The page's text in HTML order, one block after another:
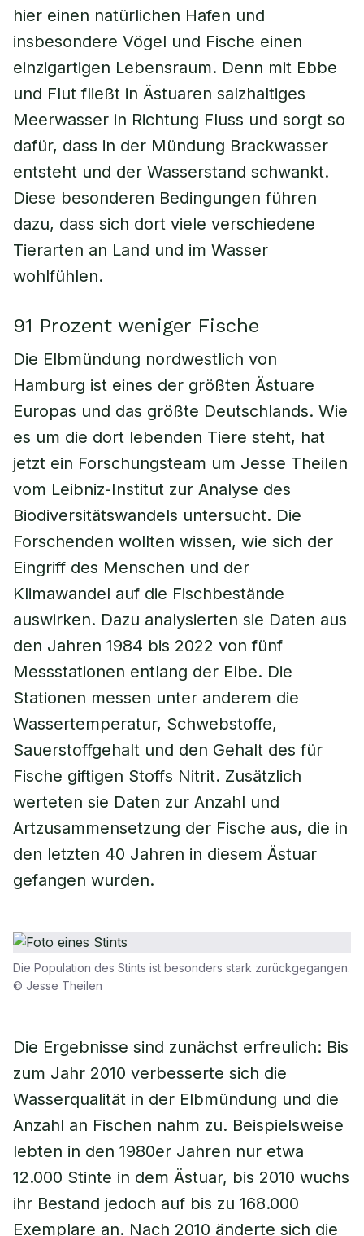
hier einen natürlichen Hafen und
insbesondere Vögel und Fische einen
einzigartigen Lebensraum. Denn mit Ebbe
und Flut fließt in Ästuaren salzhaltiges
Meerwasser in Richtung Fluss und sorgt so
dafür, dass in der Mündung Brackwasser
entsteht und der Wasserstand schwankt.
Diese besonderen Bedingungen führen
dazu, dass sich dort viele verschiedene
Tierarten an Land und im Wasser
wohlfühlen.
91 Prozent weniger Fische
Die Elbmündung nordwestlich von
Hamburg ist eines der größten Ästuare
Europas und das größte Deutschlands. Wie
es um die dort lebenden Tiere steht, hat
jetzt ein Forschungsteam um Jesse Theilen
vom Leibniz-Institut zur Analyse des
Biodiversitätswandels untersucht. Die
Forschenden wollten wissen, wie sich der
Eingriff des Menschen und der
Klimawandel auf die Fischbestände
auswirken. Dazu analysierten sie Daten aus
den Jahren 1984 bis 2022 von fünf
Messstationen entlang der Elbe. Die
Stationen messen unter anderem die
Wassertemperatur, Schwebstoffe,
Sauerstoffgehalt und den Gehalt des für
Fische giftigen Stoffs Nitrit. Zusätzlich
werteten sie Daten zur Anzahl und
Artzusammensetzung der Fische aus, die in
den letzten 40 Jahren in diesem Ästuar
gefangen wurden.
Die Population des Stints ist besonders stark zurückgegangen.
© Jesse Theilen
Die Ergebnisse sind zunächst erfreulich: Bis
zum Jahr 2010 verbesserte sich die
Wasserqualität in der Elbmündung und die
Anzahl an Fischen nahm zu. Beispielsweise
lebten in den 1980er Jahren nur etwa
12.000 Stinte in dem Ästuar, bis 2010 wuchs
ihr Bestand jedoch auf bis zu 168.000
Exemplare an. Nach 2010 änderte sich die